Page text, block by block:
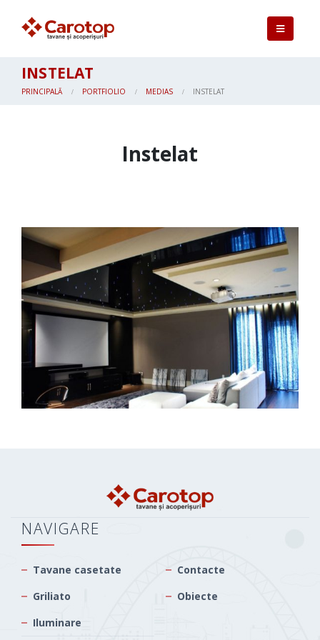
INSTELAT
PRINCIPALĂ PORTFIOLIO MEDIAS INSTELAT
Instelat
NAVIGARE
Tavane casetate
Griliato
Iluminare
Contacte
Obiecte